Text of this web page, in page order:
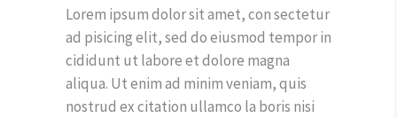
Lorem ipsum dolor sit amet, con sectetur
ad pisicing elit, sed do eiusmod tempor in
cididunt ut labore et dolore magna
aliqua. Ut enim ad minim veniam, quis
nostrud ex citation ullamco la boris nisi